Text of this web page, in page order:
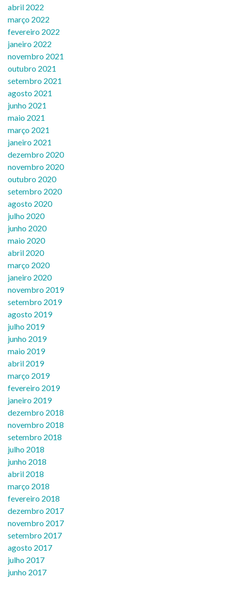
abril 2022
março 2022
fevereiro 2022
janeiro 2022
novembro 2021
outubro 2021
setembro 2021
agosto 2021
junho 2021
maio 2021
março 2021
janeiro 2021
dezembro 2020
novembro 2020
outubro 2020
setembro 2020
agosto 2020
julho 2020
junho 2020
maio 2020
abril 2020
março 2020
janeiro 2020
novembro 2019
setembro 2019
agosto 2019
julho 2019
junho 2019
maio 2019
abril 2019
março 2019
fevereiro 2019
janeiro 2019
dezembro 2018
novembro 2018
setembro 2018
julho 2018
junho 2018
abril 2018
março 2018
fevereiro 2018
dezembro 2017
novembro 2017
setembro 2017
agosto 2017
julho 2017
junho 2017